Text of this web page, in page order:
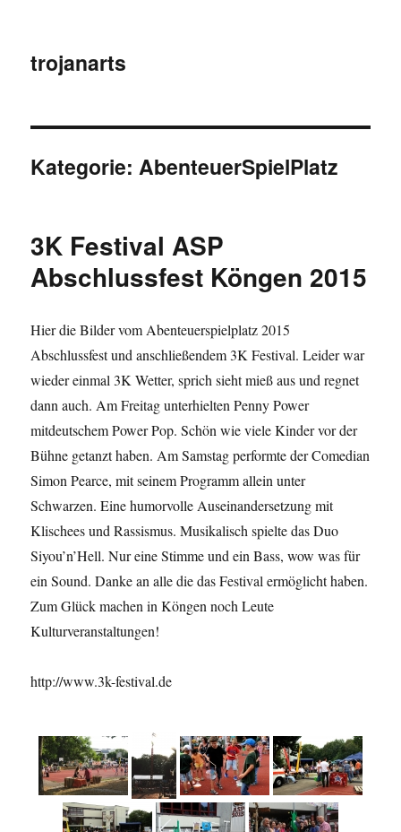
trojanarts
Kategorie:AbenteuerSpielPlatz
3K Festival ASP
Abschlussfest Köngen 2015
Hier die Bilder vom Abenteuerspielplatz 2015
Abschlussfest und anschließendem 3K Festival. Leider war
wieder einmal 3K Wetter, sprich sieht mieß aus und regnet
dann auch. Am Freitag unterhielten Penny Power
mitdeutschem Power Pop. Schön wie viele Kinder vor der
Bühne getanzt haben. Am Samstag performte der Comedian
Simon Pearce, mit seinem Programm allein unter
Schwarzen. Eine humorvolle Auseinandersetzung mit
Klischees und Rassismus. Musikalisch spielte das Duo
Siyou’n’Hell. Nur eine Stimme und ein Bass, wow was für
ein Sound. Danke an alle die das Festival ermöglicht haben.
Zum Glück machen in Köngen noch Leute
Kulturveranstaltungen!
http://www.3k-festival.de